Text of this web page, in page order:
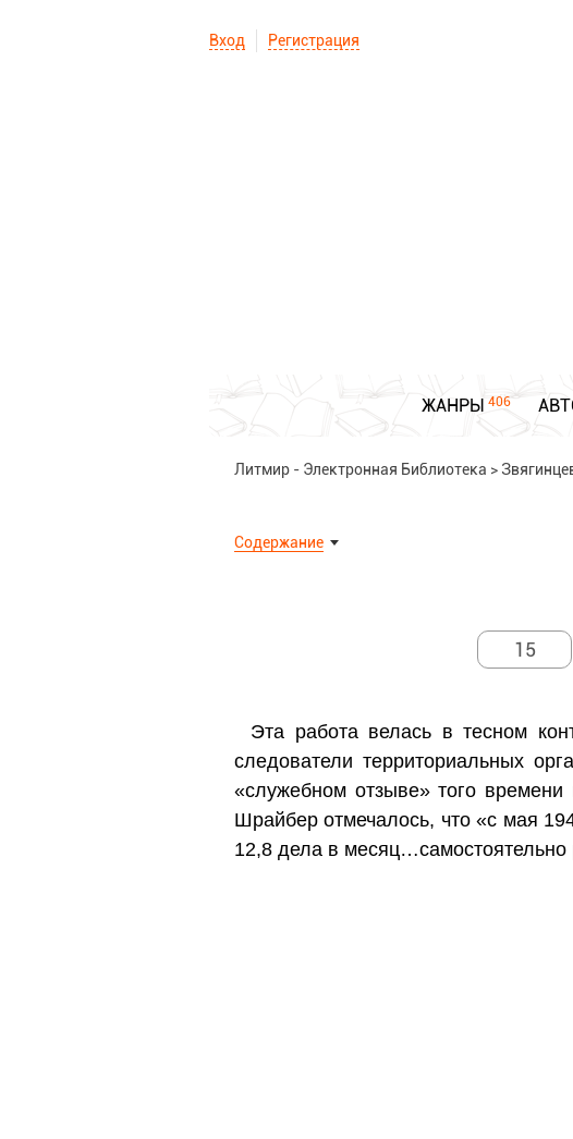
Вход Регистрация
ЖАНРЫ 406
Литмир - Электронная Библиотека >
Содержание
Эта работа велась в тесном
следователи территориальных
«служебном отзыве» того
Шрайбер отмечалось, что «с мая
12,8 дела в месяц…самостоятельно